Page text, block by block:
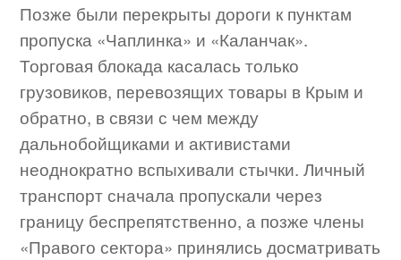
Позже были перекрыты дороги к пунктам
пропуска «Чаплинка» и «Каланчак».
Торговая блокада касалась только
грузовиков, перевозящих товары в Крым и
обратно, в связи с чем между
дальнобойщиками и активистами
неоднократно вспыхивали стычки. Личный
транспорт сначала пропускали через
границу беспрепятственно, а позже члены
«Правого сектора» принялись досматривать